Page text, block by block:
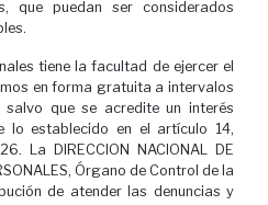
que puedan ser considerados
tiene la facultad de ejercer el
en forma gratuita a intervalos
que se acredite un interés
lo establecido en el artículo 14,
La DIRECCION NACIONAL DE
Órgano de Control de la
de atender las denuncias y